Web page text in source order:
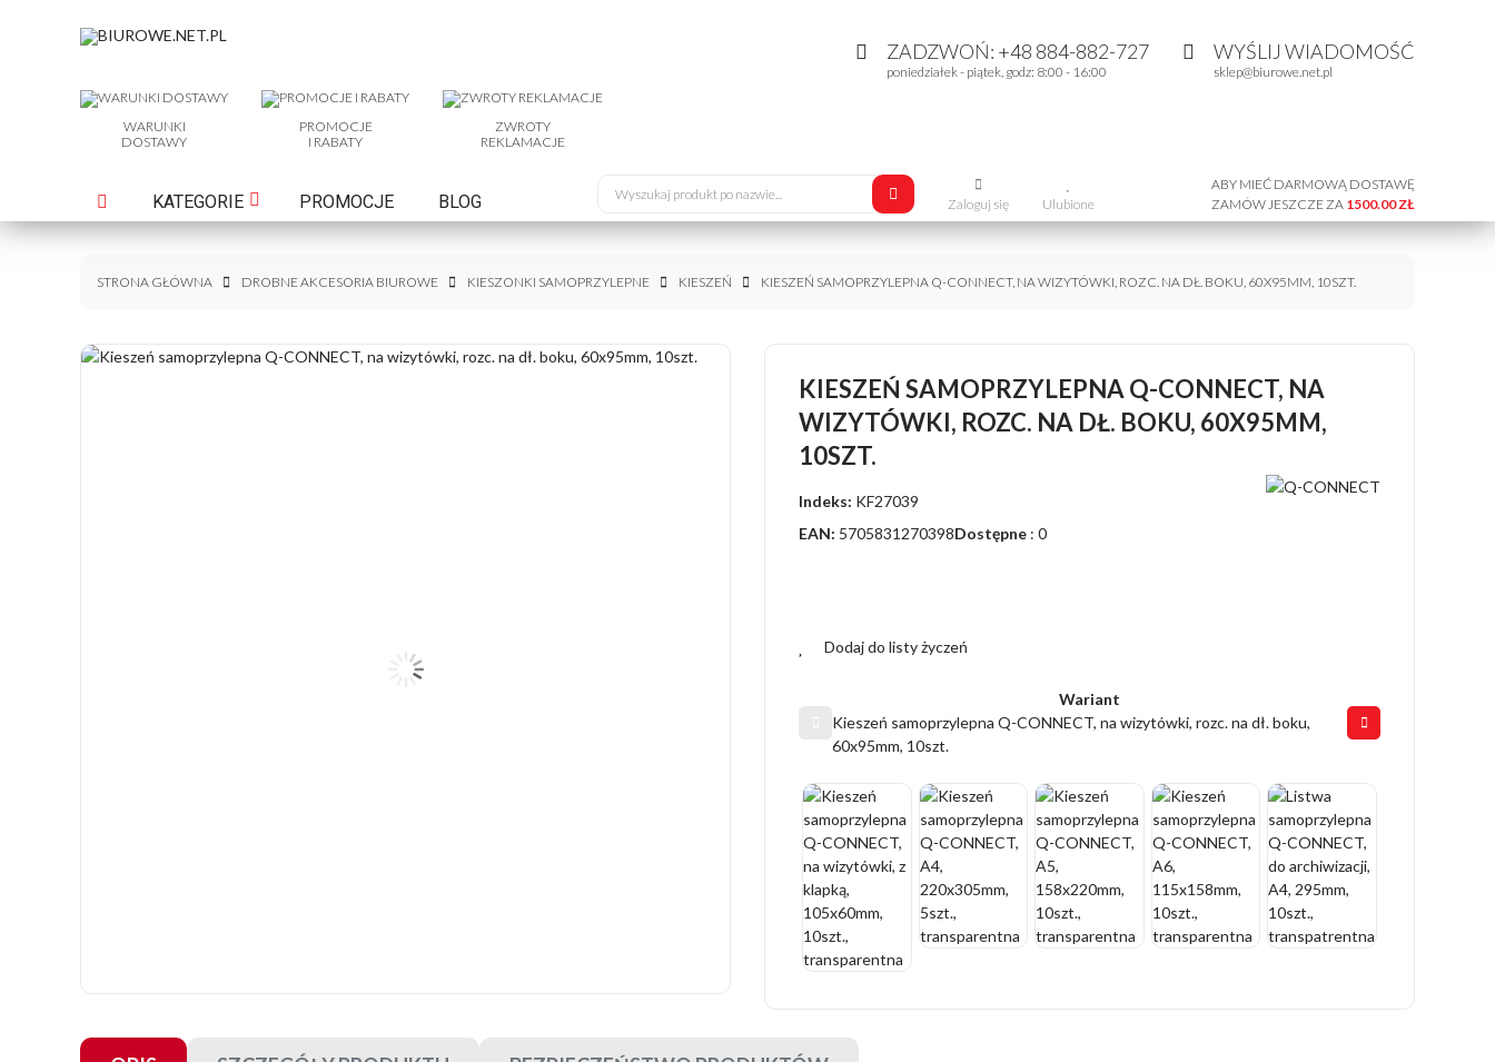
ZADZWOŃ: +48 884-882-727
poniedziałek - piątek, godz: 8:00 - 16:00
WYŚLIJ WIADOMOŚĆ
sklep@biurowe.net.pl
WARUNKI
DOSTAWY
PROMOCJE
I RABATY
ZWROTY
REKLAMACJE
KATEGORIE PROMOCJE BLOG Zaloguj się Ulubione
ABY MIEĆ DARMOWĄ DOSTAWĘ
ZAMÓW JESZCZE ZA 1500.00 ZŁ
STRONA GŁÓWNA DROBNE AKCESORIA BIUROWE KIESZONKI SAMOPRZYLEPNE KIESZEŃ KIESZEŃ SAMOPRZYLEPNA Q-CONNECT, NA WIZYTÓWKI, ROZC. NA DŁ. BOKU, 60X95MM, 10SZT.
KIESZEŃ SAMOPRZYLEPNA Q-CONNECT, NA
WIZYTÓWKI, ROZC. NA DŁ. BOKU, 60X95MM,
10SZT.
Indeks: KF27039
EAN: 5705831270398Dostępne : 0
Dodaj do listy życzeń
Wariant
Kieszeń samoprzylepna Q-CONNECT, na wizytówki, rozc. na dł. boku,
60x95mm, 10szt.